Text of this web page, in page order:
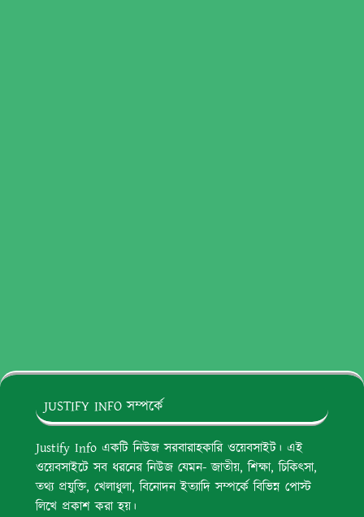
JUSTIFY INFO সম্পর্কে
Justify Info একটি নিউজ সরবারাহকারি ওয়েবসাইট। এই
ওয়েবসাইটে সব ধরনের নিউজ যেমন- জাতীয়, শিক্ষা, চিকিৎসা,
তথ্য প্রযুক্তি, খেলাধুলা, বিনোদন ইত্যাদি সম্পর্কে বিভিন্ন পোস্ট
লিখে প্রকাশ করা হয়।